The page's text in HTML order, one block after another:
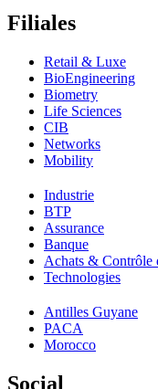
Filiales
Retail & Luxe
BioEngineering
Biometry
Life Sciences
CIB
Networks
Mobility
Industrie
BTP
Assurance
Banque
Achats & Contrôle
Technologies
Antilles Guyane
PACA
Morocco
Social